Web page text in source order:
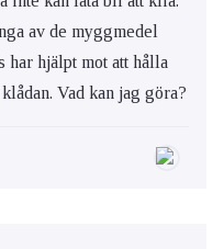
av de myggmedel
hjälpt mot att hålla
Vad kan jag göra?